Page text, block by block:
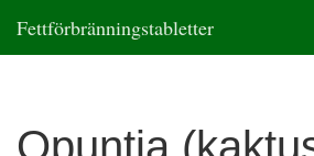
Fettförbränningstabletter
Opuntia